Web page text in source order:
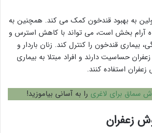
به بهبود قندخون کمک می کند. همچنین به
آرام بخش است، می تواند با کاهش استرس و
بیماری قندخون را کنترل کند. زنان باردار و
حساسیت دارند و افراد مبتلا به بیماری
زعفران استفاده کنند.
سماق برای لاغری را به آسانی بیاموزید!
زعفران